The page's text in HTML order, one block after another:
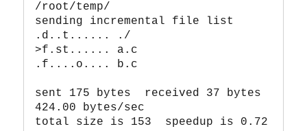
/root/temp/
sending incremental file list
.d..t...... ./
>f.st...... a.c
.f....o.... b.c
sent 175 bytes  received 37 bytes
424.00 bytes/sec